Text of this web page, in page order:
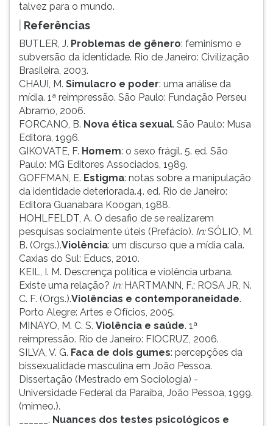
talvez para o mundo.
Referências
BUTLER, J. Problemas de gênero: feminismo e
subversão da identidade. Rio de Janeiro: Civilização
Brasileira, 2003.
CHAUI, M. Simulacro e poder: uma análise da
mídia. 1ª reimpressão. São Paulo: Fundação Perseu
Abramo, 2006.
FORCANO, B. Nova ética sexual. São Paulo: Musa
Editora, 1996.
GIKOVATE, F. Homem: o sexo frágil. 5. ed. São
Paulo: MG Editores Associados, 1989.
GOFFMAN, E. Estigma: notas sobre a manipulação
da identidade deteriorada.4. ed. Rio de Janeiro:
Editora Guanabara Koogan, 1988.
HOHLFELDT, A. O desafio de se realizarem
pesquisas socialmente úteis (Prefácio). In:SÓLIO, M.
B. (Orgs.).Violência: um discurso que a mídia cala.
Caxias do Sul: Educs, 2010.
KEIL, I. M. Descrença política e violência urbana.
Existe uma relação? In:HARTMANN, F.; ROSA JR, N.
C. F. (Orgs.).Violências e contemporaneidade.
Porto Alegre: Artes e Ofícios, 2005.
MINAYO, M. C. S. Violência e saúde. 1ª
reimpressão. Rio de Janeiro: FIOCRUZ, 2006.
SILVA, V. G. Faca de dois gumes: percepções da
bissexualidade masculina em João Pessoa.
Dissertação (Mestrado em Sociologia) -
Universidade Federal da Paraíba, João Pessoa, 1999.
(mimeo.).
______. Nuances dos testes psicológicos e